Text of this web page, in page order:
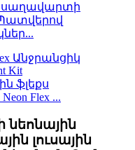
սաղավարտի
ֆլեքս
Flex ...
լուսային